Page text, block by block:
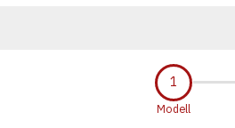
Modell